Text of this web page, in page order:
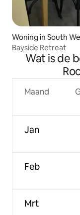
Woning in South
Bayside Retreat
Wat is de
Maand
Jan
Feb
Mrt